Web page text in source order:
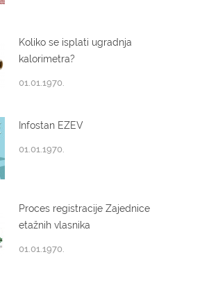
Koliko se isplati ugradnja
kalorimetra?
01.01.1970.
Infostan EZEV
01.01.1970.
Proces registracije Zajednice
etažnih vlasnika
01.01.1970.